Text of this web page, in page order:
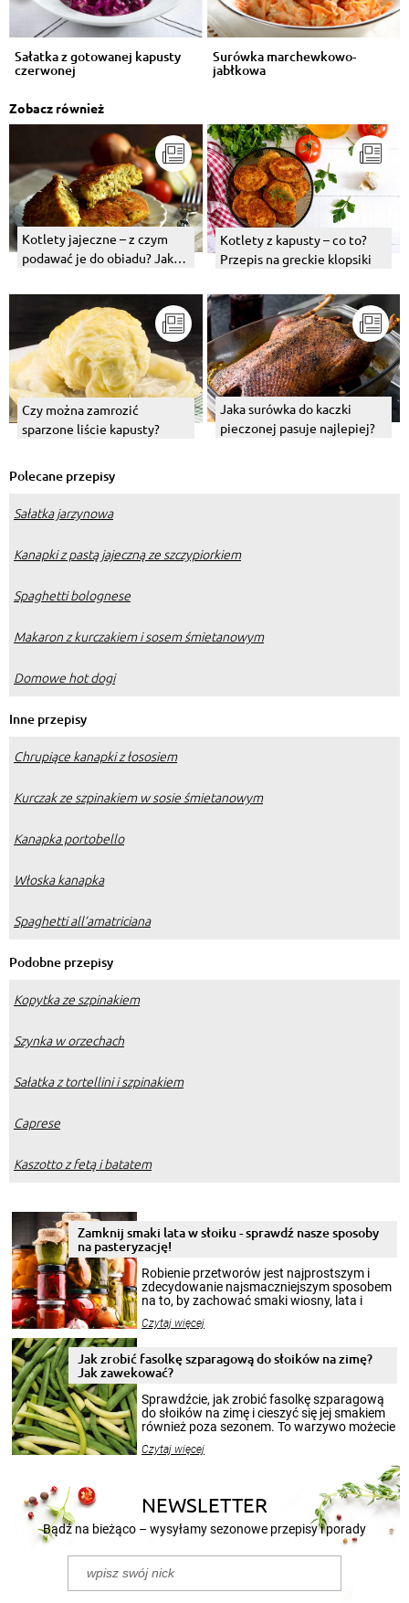
Sałatka z gotowanej kapusty
czerwonej
Surówka marchewkowo-
jabłkowa
Zobacz również
Kotlety jajeczne – z czym
podawać je do obiadu? Jaka
Kotlety z kapusty – co to?
Przepis na greckie klopsiki
Czy można zamrozić
sparzone liście kapusty?
Jaka surówka do kaczki
pieczonej pasuje najlepiej?
Polecane przepisy
Sałatka jarzynowa
Kanapki z pastą jajeczną ze szczypiorkiem
Spaghetti bolognese
Makaron z kurczakiem i sosem śmietanowym
Domowe hot dogi
Inne przepisy
Chrupiące kanapki z łososiem
Kurczak ze szpinakiem w sosie śmietanowym
Kanapka portobello
Włoska kanapka
Spaghetti all’amatriciana
Podobne przepisy
Kopytka ze szpinakiem
Szynka w orzechach
Sałatka z tortellini i szpinakiem
Caprese
Kaszotto z fetą i batatem
Zamknij smaki lata w słoiku - sprawdź nasze sposoby
na pasteryzację!
Robienie przetworów jest najprostszym i
zdecydowanie najsmaczniejszym sposobem
na to, by zachować smaki wiosny, lata i
krajobrazów, by cieszyć nimi oko w sezonie
pełni poczuć atmosferę cieplejszych
miesięcy. Przygotowanie słoików ze
patenty, które pozwolą zachować świeżość
przetworów.
Czytaj więcej
Jak zrobić fasolkę szparagową do słoików na zimę?
Jak zawekować?
Sprawdźcie, jak zrobić fasolkę szparagową
do słoików na zimę i cieszyć się jej smakiem
również poza sezonem. To warzywo możecie
nasze propozycje!
Czytaj więcej
NEWSLETTER
Bądź na bieżąco – wysyłamy sezonowe przepisy i porady